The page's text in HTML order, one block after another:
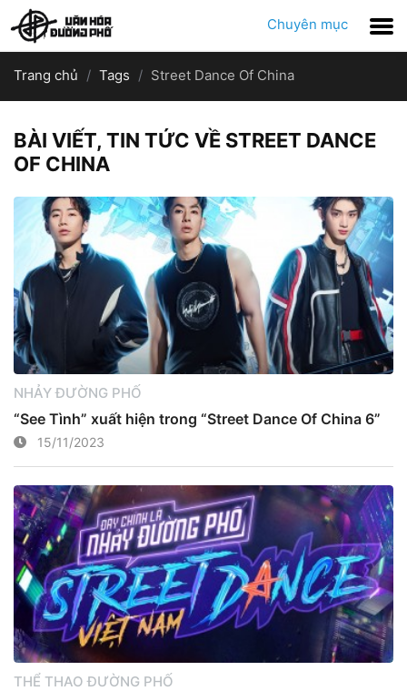
Chuyên mục
Trang chủ Tags Street Dance Of China
BÀI VIẾT, TIN TỨC VỀ STREET DANCE
OF CHINA
NHẢY ĐƯỜNG PHỐ
“See Tình” xuất hiện trong “Street Dance Of China 6”
15/11/2023
THỂ THAO ĐƯỜNG PHỐ